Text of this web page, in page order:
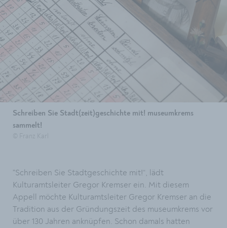
Schreiben Sie Stadt(zeit)geschichte mit! museumkrems
sammelt!
"Schreiben Sie Stadtgeschichte mit!“, lädt
Kulturamtsleiter Gregor Kremser ein. Mit diesem
Appell möchte Kulturamtsleiter Gregor Kremser an die
Tradition aus der Gründungszeit des museumkrems vor
über 130 Jahren anknüpfen. Schon damals hatten